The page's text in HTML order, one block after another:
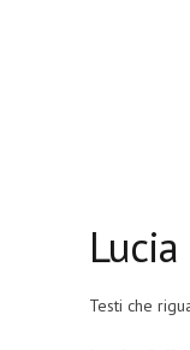
Testi che